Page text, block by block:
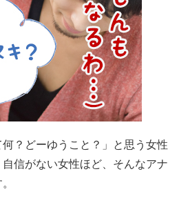
何？どーゆうこと？」と思う女性
信がない女性ほど、そんなアナ